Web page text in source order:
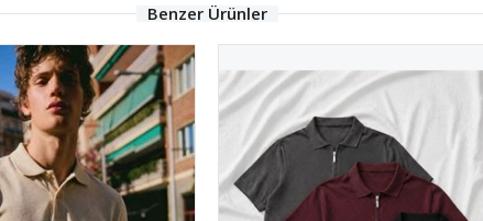
Benzer Ürünler